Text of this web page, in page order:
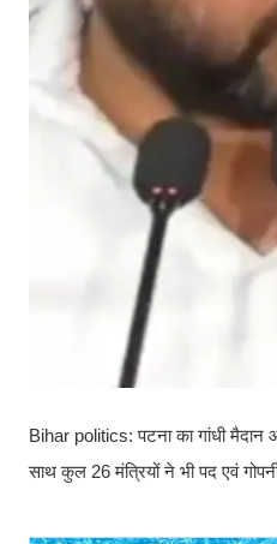
Bihar politics: पटना का गांधी मैदान
साथ कुल 26 मंत्रियों ने भी पद एवं